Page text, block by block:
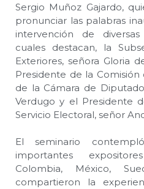
Sergio Muñoz Gajardo,
pronunciar las palabras
intervención de
cuales destacan, la
Exteriores, señora Gloria
Presidente de la
de la Cámara de
Verdugo y el Presidente
Servicio Electoral, señor
El seminario
importantes
Colombia, México,
compartieron la